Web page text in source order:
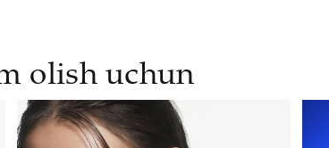
olish uchun